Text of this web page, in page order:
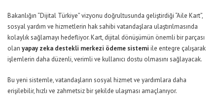
Bakanlığın “Dijital Türkiye” vizyonu doğrultusunda geliştirdiği “Aile Kart”,
sosyal yardım ve hizmetlerin hak sahibi vatandaşlara ulaştırılmasında
kolaylık sağlamayı hedefliyor. Kart, dijital dönüşümün önemli bir parçası
olan yapay zeka destekli merkezi ödeme sistemi ile entegre çalışarak
işlemlerin daha düzenli, verimli ve kullanıcı dostu olmasını sağlayacak.
Bu yeni sistemle, vatandaşların sosyal hizmet ve yardımlara daha
erişilebilir, hızlı ve zahmetsiz bir şekilde ulaşması amaçlanıyor.